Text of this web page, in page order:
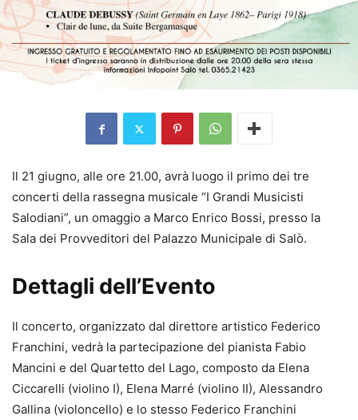
Il 21 giugno, alle ore 21.00, avrà luogo il primo dei tre
concerti della rassegna musicale “I Grandi Musicisti
Salodiani”, un omaggio a Marco Enrico Bossi, presso la
Sala dei Provveditori del Palazzo Municipale di Salò.
Dettagli dell’Evento
Il concerto, organizzato dal direttore artistico Federico
Franchini, vedrà la partecipazione del pianista Fabio
Mancini e del Quartetto del Lago, composto da Elena
Ciccarelli (violino I), Elena Marré (violino II), Alessandro
Gallina (violoncello) e lo stesso Federico Franchini